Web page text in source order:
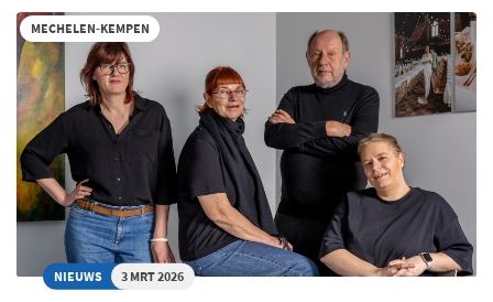
VRAGEN
AAN…
CARL
VERCAMMEN
(HOMESCAPE)
MECHELEN-KEMPEN
NIEUWS 3 MRT 2026